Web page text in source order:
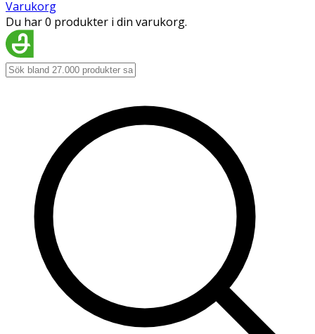
Varukorg
Du har 0 produkter i din varukorg.